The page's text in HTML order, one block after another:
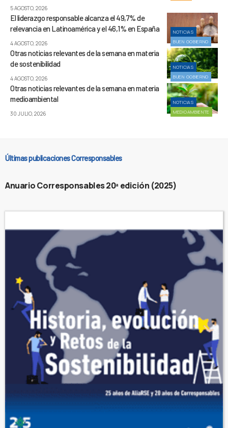
5 AGOSTO, 2026
NOTICIAS
BUEN GOBIERNO
El liderazgo responsable alcanza el 49,7% de
relevancia en Latinoamérica y el 46,1% en España
4 AGOSTO, 2026
NOTICIAS
BUEN GOBIERNO
Otras noticias relevantes de la semana en materia
de sostenibilidad
4 AGOSTO, 2026
NOTICIAS
MEDIOAMBIENTE
Otras noticias relevantes de la semana en materia
medioambiental
30 JULIO, 2026
Últimas publicaciones Corresponsables
Anuario Corresponsables 20ª edición (2025)